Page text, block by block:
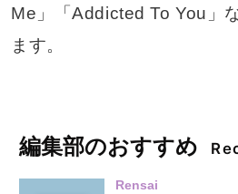
Me」「Addicted To You」
ます。
編集部のおすすめ
Rensai